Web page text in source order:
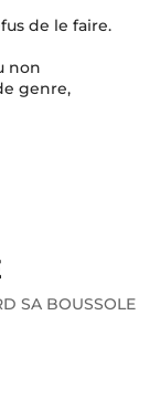
de le faire.
non
genre,
SA BOUSSOLE